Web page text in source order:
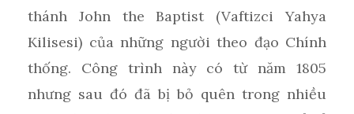
thánh John the Baptist (Vaftizci Yahya
Kilisesi) của những người theo đạo Chính
thống. Công trình này có từ năm 1805
nhưng sau đó đã bị bỏ quên trong nhiều